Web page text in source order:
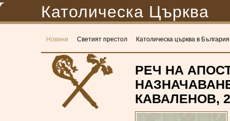
Католическа Църква
Новини Светият престол Католическа църква в България
РЕЧ НА
КАВАЛЕНОВ,